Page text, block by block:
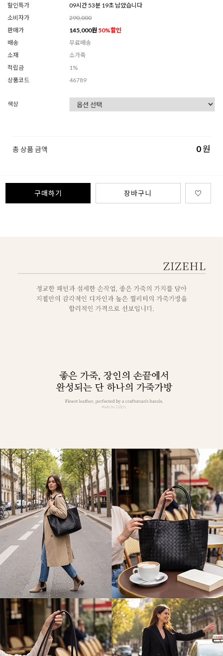
할인특가
09시간 53분 17초 남았습니다
소비자가
290,000
판매가
145,000원 50%할인
배송
무료배송
소재
소가죽
적립금
1%
상품코드
46789
색상
총 상품 금액 0원
구매하기 장바구니 ♡